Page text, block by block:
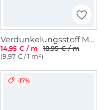
Verdunkelungsstoff Meliert, blassgrün
14,95 € / m
18,95 € / m
(9,97 € / 1 m²)
-17%